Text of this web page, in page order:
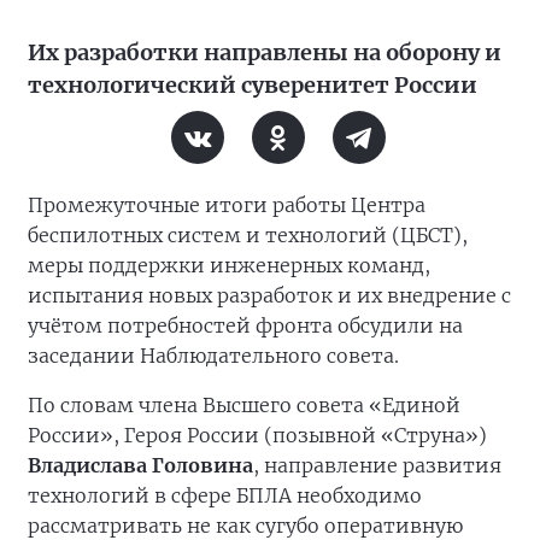
Их разработки направлены на оборону и
технологический суверенитет России
Промежуточные итоги работы Центра
беспилотных систем и технологий (ЦБСТ),
меры поддержки инженерных команд,
испытания новых разработок и их внедрение с
учётом потребностей фронта обсудили на
заседании Наблюдательного совета.
По словам члена Высшего совета «Единой
России», Героя России (позывной «Струна»)
Владислава Головина, направление развития
технологий в сфере БПЛА необходимо
рассматривать не как сугубо оперативную